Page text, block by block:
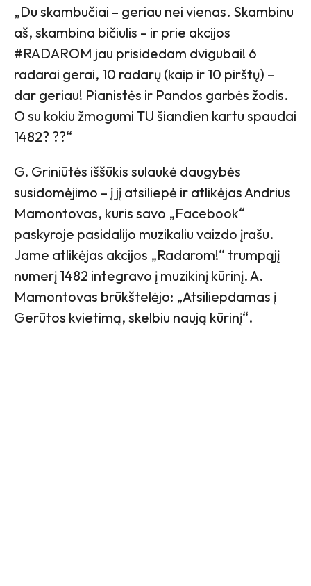
„Du skambučiai – geriau nei vienas. Skambinu
aš, skambina bičiulis – ir prie akcijos
#RADAROM jau prisidedam dvigubai! 6
radarai gerai, 10 radarų (kaip ir 10 pirštų) –
dar geriau! Pianistės ir Pandos garbės žodis.
O su kokiu žmogumi TU šiandien kartu spaudai
1482? ??“
G. Griniūtės iššūkis sulaukė daugybės
susidomėjimo – į jį atsiliepė ir atlikėjas Andrius
Mamontovas, kuris savo „Facebook“
paskyroje pasidalijo muzikaliu vaizdo įrašu.
Jame atlikėjas akcijos „Radarom!“ trumpąjį
numerį 1482 integravo į muzikinį kūrinį. A.
Mamontovas brūkštelėjo: „Atsiliepdamas į
Gerūtos kvietimą, skelbiu naują kūrinį“.